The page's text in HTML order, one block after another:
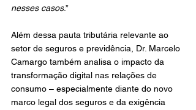
nesses casos.”
Além dessa pauta tributária relevante ao
setor de seguros e previdência, Dr. Marcelo
Camargo também analisa o impacto da
transformação digital nas relações de
consumo – especialmente diante do novo
marco legal dos seguros e da exigência